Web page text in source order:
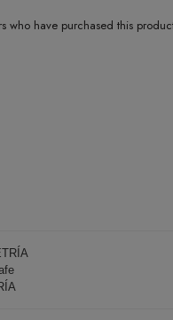
who have purchased this